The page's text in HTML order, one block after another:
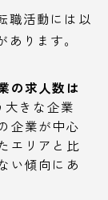
職活動には以
ります。
の求人数は
大きな企業
企業が中心
エリアと比
い傾向にあ